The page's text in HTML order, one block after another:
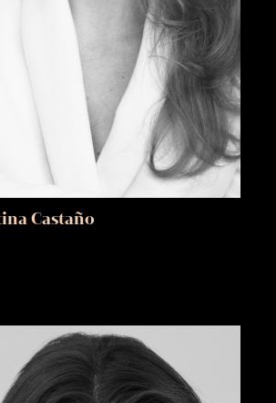
Castaño